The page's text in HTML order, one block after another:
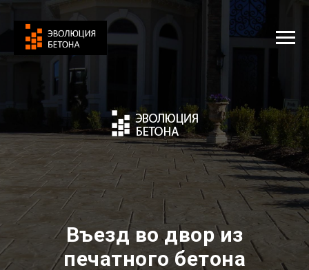
Въезд во двор из
печатного бетона